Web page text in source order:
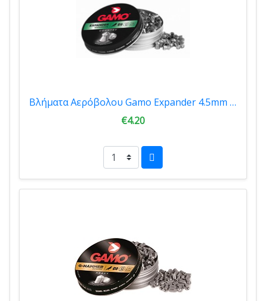
Βλήματα Αερόβολου Gamo Expander 4.5mm 250Τμχ
€4.20